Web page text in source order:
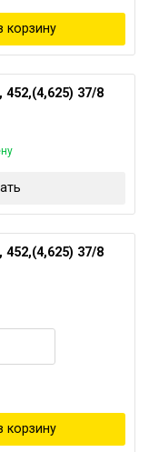
корзину
452,(4,625) 37/8
452,(4,625) 37/8
корзину